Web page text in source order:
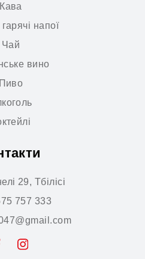
Кава
напої
Чай
вино
Пиво
29, Тбілісі
757 333